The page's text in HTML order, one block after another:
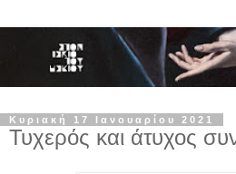
Κυριακή 17 Ιανουαρίου 2021
Τυχερός και άτυχος